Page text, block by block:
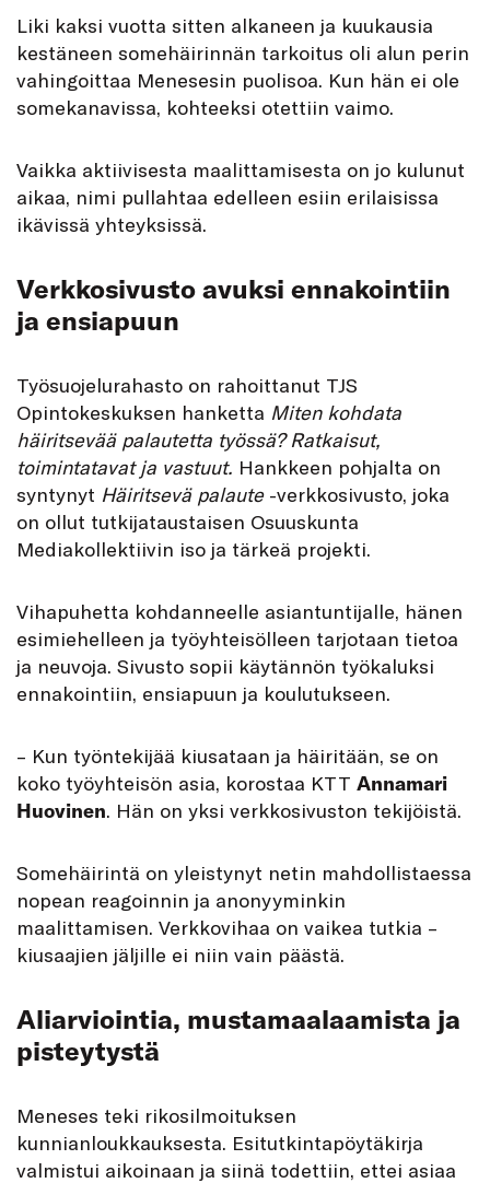
Liki kaksi vuotta sitten alkaneen ja kuukausia
kestäneen somehäirinnän tarkoitus oli alun perin
vahingoittaa Menesesin puolisoa. Kun hän ei ole
somekanavissa, kohteeksi otettiin vaimo.
Vaikka aktiivisesta maalittamisesta on jo kulunut
aikaa, nimi pullahtaa edelleen esiin erilaisissa
ikävissä yhteyksissä.
Verkkosivusto avuksi ennakointiin
ja ensiapuun
Työsuojelurahasto on rahoittanut TJS
Opintokeskuksen hanketta Miten kohdata
häiritsevää palautetta työssä? Ratkaisut,
toimintatavat ja vastuut. Hankkeen pohjalta on
syntynyt Häiritsevä palaute-verkkosivusto, joka
on ollut tutkijataustaisen Osuuskunta
Mediakollektiivin iso ja tärkeä projekti.
Vihapuhetta kohdanneelle asiantuntijalle, hänen
esimiehelleen ja työyhteisölleen tarjotaan tietoa
ja neuvoja. Sivusto sopii käytännön työkaluksi
ennakointiin, ensiapuun ja koulutukseen.
– Kun työntekijää kiusataan ja häiritään, se on
koko työyhteisön asia, korostaa KTT Annamari
Huovinen. Hän on yksi verkkosivuston tekijöistä.
Somehäirintä on yleistynyt netin mahdollistaessa
nopean reagoinnin ja anonyyminkin
maalittamisen. Verkkovihaa on vaikea tutkia –
kiusaajien jäljille ei niin vain päästä.
Aliarviointia, mustamaalaamista ja
pisteytystä
Meneses teki rikosilmoituksen
kunnianloukkauksesta. Esitutkintapöytäkirja
valmistui aikoinaan ja siinä todettiin, ettei asiaa